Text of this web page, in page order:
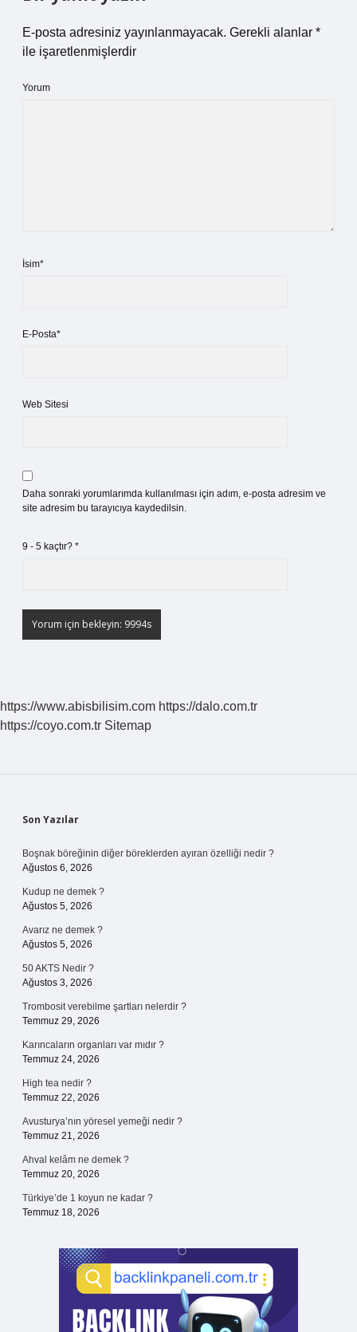
E-posta adresiniz yayınlanmayacak. Gerekli alanlar *
ile işaretlenmişlerdir
Yorum
İsim*
E-Posta*
Web Sitesi
Daha sonraki yorumlarımda kullanılması için adım, e-posta adresim ve
site adresim bu tarayıcıya kaydedilsin.
9 - 5 kaçtır? *
https://www.abisbilisim.com https://dalo.com.tr
https://coyo.com.tr Sitemap
Sidebar
Son Yazılar
Boşnak böreğinin diğer böreklerden ayıran özelliği nedir ?
Ağustos 6, 2026
Kudup ne demek ?
Ağustos 5, 2026
Avarız ne demek ?
Ağustos 5, 2026
50 AKTS Nedir ?
Ağustos 3, 2026
Trombosit verebilme şartları nelerdir ?
Temmuz 29, 2026
Karıncaların organları var mıdır ?
Temmuz 24, 2026
High tea nedir ?
Temmuz 22, 2026
Avusturya’nın yöresel yemeği nedir ?
Temmuz 21, 2026
Ahval kelâm ne demek ?
Temmuz 20, 2026
Türkiye’de 1 koyun ne kadar ?
Temmuz 18, 2026